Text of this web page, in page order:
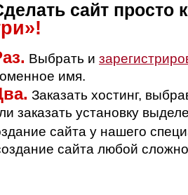
сайт просто
Выбрать и
имя.
Заказать хостинг,
заказать установку
сайта у нашего
сайта любой